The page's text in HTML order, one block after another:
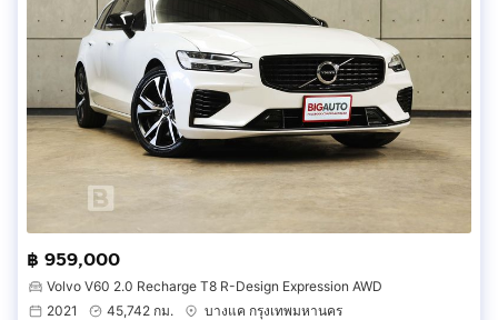
฿ 959,000
Volvo V60 2.0 Recharge T8 R-Design Expression AWD
2021
45,742 กม.
บางแค กรุงเทพมหานคร